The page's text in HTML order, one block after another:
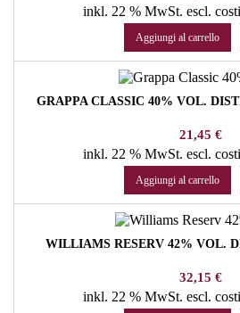
inkl. 22 % MwSt. escl.
Aggiungi al carrello
GRAPPA CLASSIC 40% VOL.
Prezzo
21,45 €
inkl. 22 % MwSt. escl.
Aggiungi al carrello
WILLIAMS RESERV 42% VOL.
Prezzo
32,15 €
inkl. 22 % MwSt. escl.